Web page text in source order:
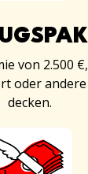
von 2.500
oder
decken.